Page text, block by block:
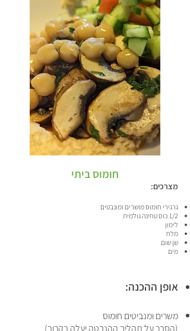
חומוס ביתי
מצרכים:
גרגירי חומוס מושרים ומונבטים
1/2 כוס
טחינה גולמית
לימון
מלח
שן שום
מים
אופן ההכנה:
משרים ומנביטים חומוס
(הסבר על תהליך ההנבטה יעלה בקרוב)